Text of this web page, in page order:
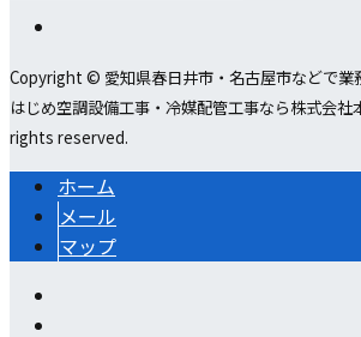
Copyright © 愛知県春日井市・名古屋市などで業
はじめ空調設備工事・冷媒配管工事なら株式会社
rights reserved.
ホーム
メール
マップ